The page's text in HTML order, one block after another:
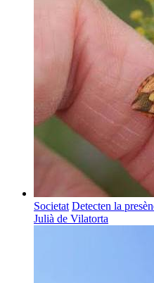
Societat Detecten la
Julià de Vilatorta